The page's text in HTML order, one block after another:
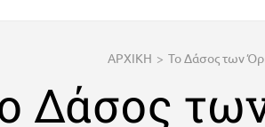
ΑΡΧΙΚΗ > Το Δάσος των
Δάσος